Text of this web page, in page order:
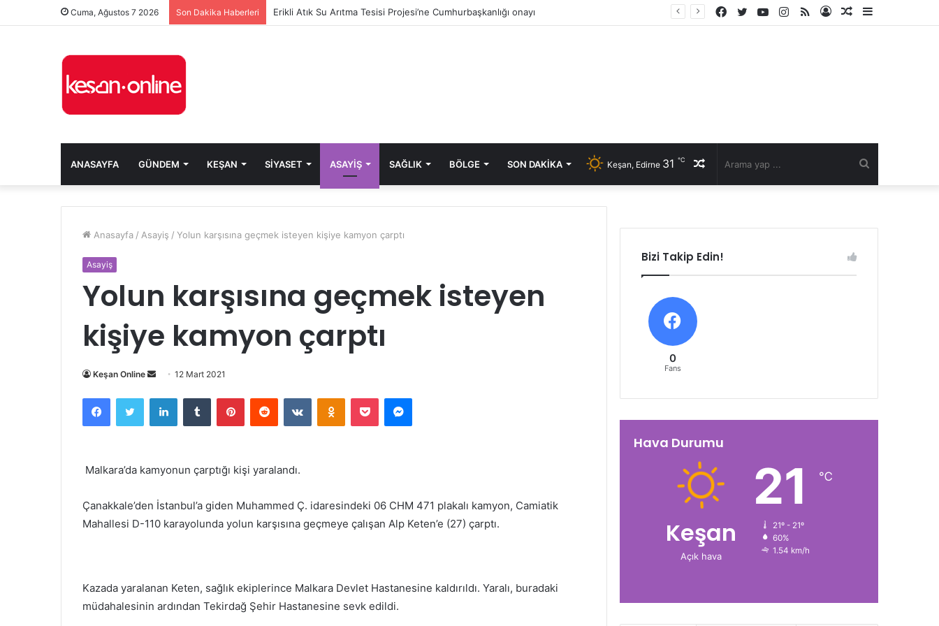
Cuma, Ağustos 7 2026 Son Dakika Haberleri Erikli Atık Su Arıtma Tesisi Projesi’ne Cumhurbaşkanlığı onayı
Kenar
Rastgele
Kayıt
RSS
Instagram
YouTube
Twitter
Facebook
ANASAYFA GÜNDEM KEŞAN SIYASET ASAYIŞ SAĞLIK BÖLGE SON DAKIKA Rastgele
Keşan, Edirne 31 ℃
Anasayfa / Asayiş / Yolun karşısına geçmek isteyen kişiye kamyon çarptı
Asayiş
Yolun karşısına geçmek isteyen
kişiye kamyon çarptı
Keşan Online
Bir
posta
göndermek
12 Mart 2021
FacebookTwitter LinkedInTumblr PinterestReddit VKontakteOdnoklassniki
Pocket Messenger
Malkara’da kamyonun çarptığı kişi yaralandı.
Çanakkale’den İstanbul’a giden Muhammed Ç. idaresindeki 06 CHM 471 plakalı kamyon, Camiatik
Mahallesi D-110 karayolunda yolun karşısına geçmeye çalışan Alp Keten’e (27) çarptı.
Kazada yaralanan Keten, sağlık ekiplerince Malkara Devlet Hastanesine kaldırıldı. Yaralı, buradaki
müdahalesinin ardından Tekirdağ Şehir Hastanesine sevk edildi.
Bizi Takip Edin!
0
Fans
Hava Durumu
Keşan
Açık hava
21 ℃
21º - 21º
60%
1.54 km/h